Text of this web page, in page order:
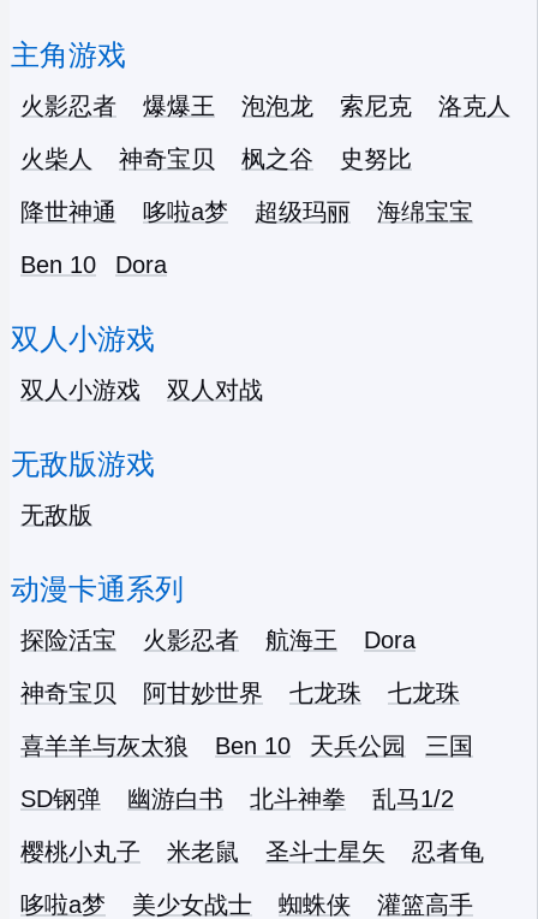
主角游戏
火影忍者 爆爆王 泡泡龙 索尼克
洛克人
火柴人
神奇宝贝 枫之谷
史努比
降世神通
哆啦a梦 超级玛丽
海绵宝宝
Ben 10
Dora
双人小游戏
双人小游戏 双人对战
无敌版游戏
无敌版
动漫卡通系列
探险活宝 火影忍者 航海王
Dora
神奇宝贝
阿甘妙世界 七龙珠
七龙珠
喜羊羊与灰太狼
Ben 10 天兵公园
三国
SD钢弹
幽游白书 北斗神拳
乱马1/2
樱桃小丸子
米老鼠 圣斗士星矢
忍者龟
哆啦a梦
美少女战士 蜘蛛侠
灌篮高手